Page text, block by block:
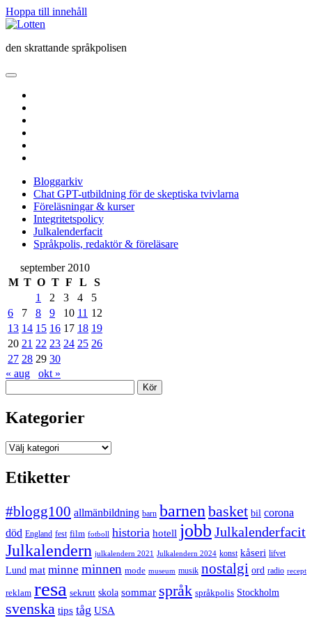
Hoppa till innehåll
Lotten
den skrattande språkpolisen
öppna
meny
Bloggarkiv
Chat GPT-utbildning för de skeptiska tvivlarna
Föreläsningar & kurser
Integritetspolicy
Julkalenderfacit
Språkpolis, redaktör & föreläsare
Sidopanel
september 2010
M T O T F L
S
1
2 3 4
5
6
7 8 9 10 11 12
13 14 15 16 17 18 19
20 21 22 23 24 25 26
27 28 29 30
« aug
okt »
Kategorier
Kategorier
Etiketter
#blogg100 allmänbildning barn barnen basket bil corona
död England fest film fotboll historia hotell jobb Julkalenderfacit
Julkalendern julkalendern 2021 Julkalendern 2024 konst kåseri lifvet
Lund mat minne minnen mode museum musik nostalgi ord radio recept
reklam resa sekrutt skola sommar språk språkpolis Stockholm
svenska tips tåg USA